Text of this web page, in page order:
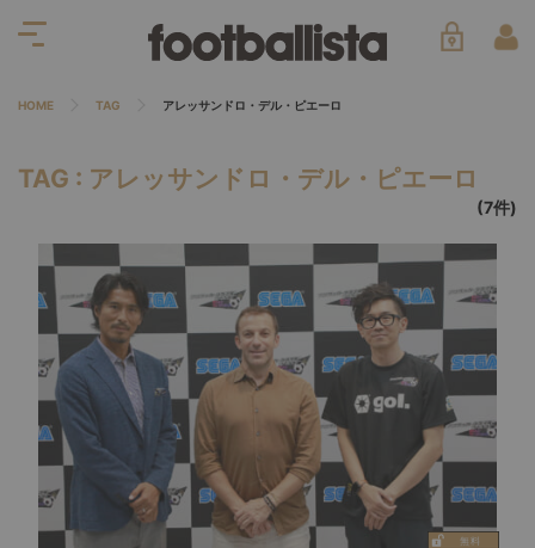
HOME TAG アレッサンドロ・デル・ピエーロ
TAG : アレッサンドロ・デル・ピエーロ
(7件)